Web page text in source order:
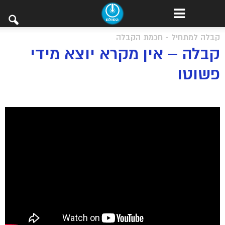
קבלה למתחיל - חכמת הקבלה
קבלה – אין מקרא יוצא מידי
פשוטו